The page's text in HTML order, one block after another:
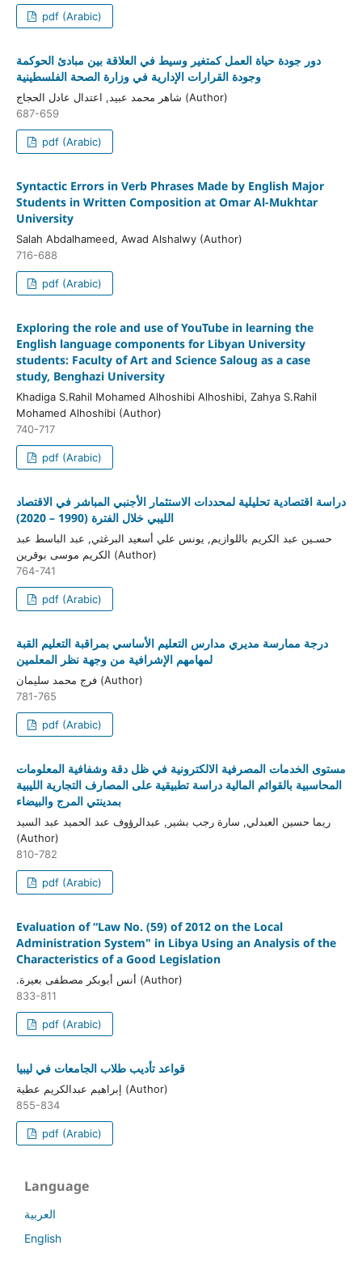
pdf (Arabic)
دور جودة حياة العمل كمتغير وسيط في العلاقة بين مبادئ الحوكمة
وجودة القرارات الإدارية في وزارة الصحة الفلسطينية
شاهر محمد عبيد, اعتدال عادل الحجاج (Author)
687-659
pdf (Arabic)
Syntactic Errors in Verb Phrases Made by English Major
Students in Written Composition at Omar Al-Mukhtar
University
Salah Abdalhameed, Awad Alshalwy (Author)
716-688
pdf (Arabic)
Exploring the role and use of YouTube in learning the
English language components for Libyan University
students: Faculty of Art and Science Saloug as a case
study, Benghazi University
Khadiga S.Rahil Mohamed Alhoshibi Alhoshibi, Zahya S.Rahil
Mohamed Alhoshibi (Author)
740-717
pdf (Arabic)
دراسة اقتصادية تحليلية لمحددات الاستثمار الأجنبي المباشر في الاقتصاد
الليبي خلال الفترة (1990 – 2020)
حسـين عبد الكريم باللوازيم, يونس علي أسعيد البرغثي, عبد الباسط عبد
الكريم موسى بوقرين (Author)
764-741
pdf (Arabic)
درجة ممارسة مديري مدارس التعليم الأساسي بمراقبة التعليم القبة
لمهامهم الإشرافية من وجهة نظر المعلمين
فرج محمد سليمان (Author)
781-765
pdf (Arabic)
مستوى الخدمات المصرفية الالكترونية في ظل دقة وشفافية المعلومات
المحاسبية بالقوائم المالية دراسة تطبيقية على المصارف التجارية الليبية
بمدينتي المرج والبيضاء
ريما حسين العبدلي, سارة رجب بشير, عبدالرؤوف عبد الحميد عبد السيد
(Author)
810-782
pdf (Arabic)
Evaluation of “Law No. (59) of 2012 on the Local
Administration System" in Libya Using an Analysis of the
Characteristics of a Good Legislation
.أنس أبوبكر مصطفى بعيرة (Author)
833-811
pdf (Arabic)
قواعد تأديب طلاب الجامعات في ليبيا
إبراهيم عبدالكريم عطية (Author)
855-834
pdf (Arabic)
Language
العربية
English